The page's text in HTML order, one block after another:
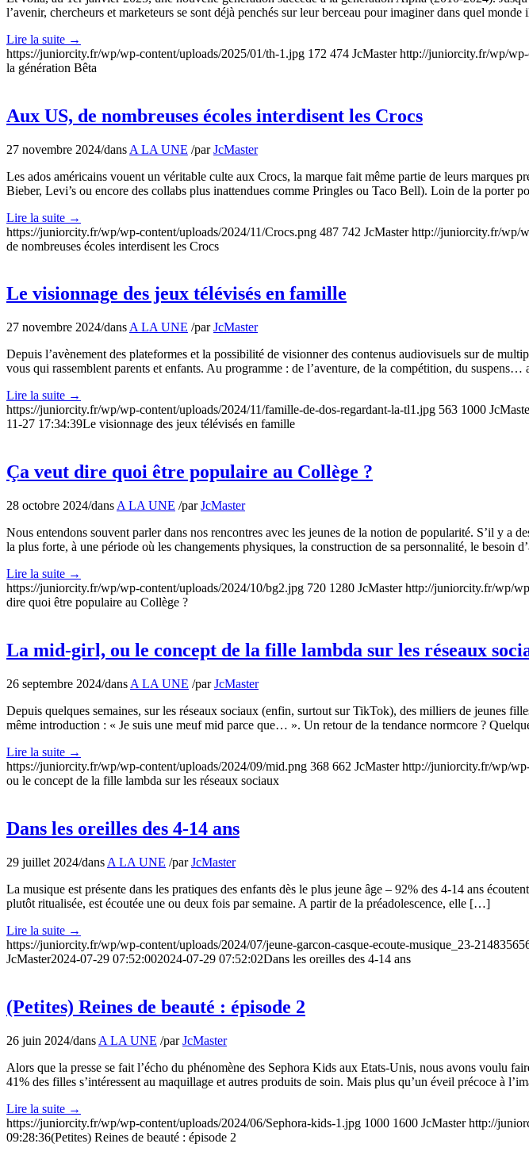
l’avenir, chercheurs et marketeurs se sont déjà penchés sur leur berceau pour imaginer dans quel
Lire la suite →
https://juniorcity.fr/wp/wp-content/uploads/2025/01/th-1.jpg 172 474 JcMaster http://juniorcity.fr/wp/
la génération Bêta
Aux US, de nombreuses écoles interdisent les Crocs
27 novembre 2024/dans A LA UNE /parJcMaster
Les ados américains vouent un véritable culte aux Crocs, la marque fait même partie de leurs marques
Bieber, Levi’s ou encore des collabs plus inattendues comme Pringles ou Taco Bell). Loin de la porter
Lire la suite →
https://juniorcity.fr/wp/wp-content/uploads/2024/11/Crocs.png 487 742 JcMaster http://juniorcity.fr/wp/
de nombreuses écoles interdisent les Crocs
Le visionnage des jeux télévisés en famille
27 novembre 2024/dans A LA UNE /parJcMaster
Depuis l’avènement des plateformes et la possibilité de visionner des contenus audiovisuels sur de
vous qui rassemblent parents et enfants. Au programme : de l’aventure, de la compétition, du
Lire la suite →
https://juniorcity.fr/wp/wp-content/uploads/2024/11/famille-de-dos-regardant-la-tl1.jpg 563 1000
11-27 17:34:39Le visionnage des jeux télévisés en famille
Ça veut dire quoi être populaire au Collège ?
28 octobre 2024/dans A LA UNE /parJcMaster
Nous entendons souvent parler dans nos rencontres avec les jeunes de la notion de popularité. S’il y a
la plus forte, à une période où les changements physiques, la construction de sa personnalité, le besoin
Lire la suite →
https://juniorcity.fr/wp/wp-content/uploads/2024/10/bg2.jpg 720 1280 JcMaster http://juniorcity.fr/wp/
dire quoi être populaire au Collège ?
La mid-girl, ou le concept de la fille lambda sur les réseaux
26 septembre 2024/dans A LA UNE /parJcMaster
Depuis quelques semaines, sur les réseaux sociaux (enfin, surtout sur TikTok), des milliers de jeunes
même introduction : « Je suis une meuf mid parce que… ». Un retour de la tendance normcore ?
Lire la suite →
https://juniorcity.fr/wp/wp-content/uploads/2024/09/mid.png 368 662 JcMaster http://juniorcity.fr/wp/
ou le concept de la fille lambda sur les réseaux sociaux
Dans les oreilles des 4-14 ans
29 juillet 2024/dans A LA UNE /parJcMaster
La musique est présente dans les pratiques des enfants dès le plus jeune âge – 92% des 4-14 ans
plutôt ritualisée, est écoutée une ou deux fois par semaine. A partir de la préadolescence, elle […]
Lire la suite →
https://juniorcity.fr/wp/wp-content/uploads/2024/07/jeune-garcon-casque-ecoute-musique_23-
JcMaster2024-07-29 07:52:002024-07-29 07:52:02Dans les oreilles des 4-14 ans
(Petites) Reines de beauté : épisode 2
26 juin 2024/dans A LA UNE /parJcMaster
Alors que la presse se fait l’écho du phénomène des Sephora Kids aux Etats-Unis, nous avons voulu
41% des filles s’intéressent au maquillage et autres produits de soin. Mais plus qu’un éveil précoce à
Lire la suite →
https://juniorcity.fr/wp/wp-content/uploads/2024/06/Sephora-kids-1.jpg 1000 1600 JcMaster http://
09:28:36(Petites) Reines de beauté : épisode 2